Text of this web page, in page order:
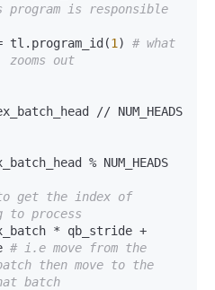
program is responsible
= tl.program_id(
1 ) # what
zooms out
get the index of
to process
# i.e move from the
then move to the
batch